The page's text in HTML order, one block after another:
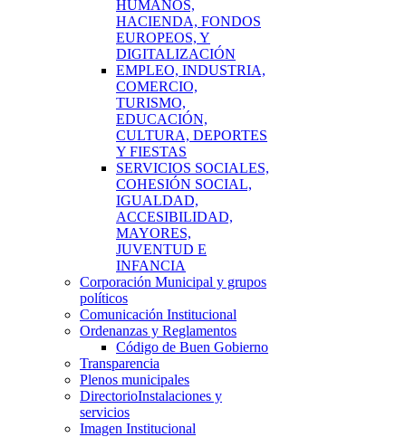
HUMANOS,
HACIENDA, FONDOS
EUROPEOS, Y
DIGITALIZACIÓN
EMPLEO, INDUSTRIA,
COMERCIO,
TURISMO,
EDUCACIÓN,
CULTURA, DEPORTES
Y FIESTAS
SERVICIOS SOCIALES,
COHESIÓN SOCIAL,
IGUALDAD,
ACCESIBILIDAD,
MAYORES,
JUVENTUD E
INFANCIA
Corporación Municipal y grupos
políticos
Comunicación Institucional
Ordenanzas y Reglamentos
Código de Buen Gobierno
Transparencia
Plenos municipales
DirectorioInstalaciones y
servicios
Imagen Institucional